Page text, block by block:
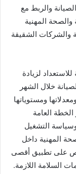
والربط مع
والصحة المهنية
والشركات الشقيقة
لزيادة
خلال الشهر
ومستوياتها
العامة
التشغيل
المهنية داخل
على تطبيق أقصى
السلامة اللازمة.